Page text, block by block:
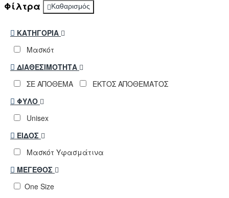
Φίλτρα Καθαρισμός
ΚΑΤΗΓΟΡΊΑ
Μασκότ
ΔΙΑΘΕΣΙΜΌΤΗΤΑ
ΣΕ ΑΠΟΘΕΜΑ
ΕΚΤΟΣ ΑΠΟΘΕΜΑΤΟΣ
ΦΎΛΟ
Unisex
ΕΊΔΟΣ
Μασκότ Υφασμάτινα
ΜΈΓΕΘΟΣ
One Size